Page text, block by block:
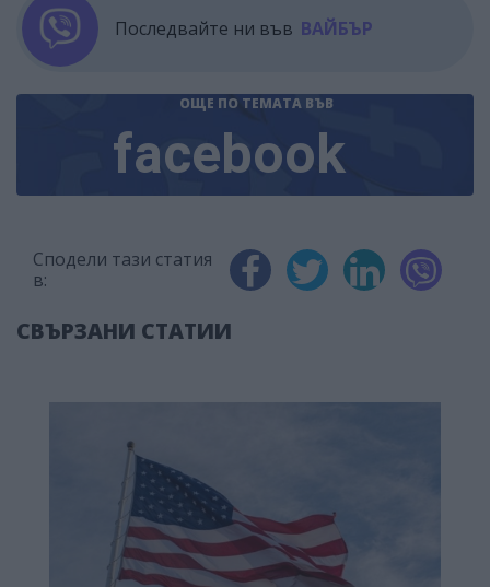
Последвайте ни във ВАЙБЪР
ОЩЕ ПО ТЕМАТА ВЪВ
facebook
Сподели тази статия
в:
СВЪРЗАНИ СТАТИИ